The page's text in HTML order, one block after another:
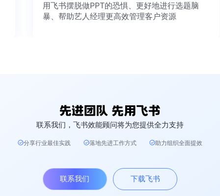
用飞书摆脱做PPT的恐惧、更好地进行选题脑
暴、帮助艺人经理更高效管理客户资源
联系我们，飞书效能顾问将为您提供全力支持
分享行业最佳实践 落地先进工作方式 助力组织全面提效
联系我们 下载飞书